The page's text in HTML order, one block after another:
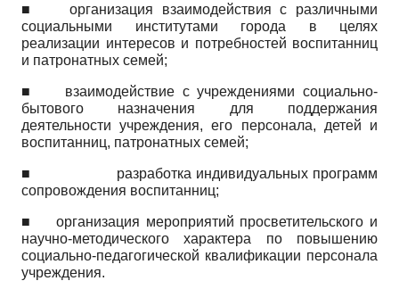
■организация взаимодействия с различными
социальными институтами города в целях
реализации интересов и потребностей воспитанниц
и патронатных семей;
■ взаимодействие с учреждениями социально-
бытового назначения для поддержания
деятельности учреждения, его персонала, детей и
воспитанниц, патронатных семей;
■ разработка индивидуальных программ
сопровождения воспитанниц;
■организация мероприятий просветительского и
научно-методического характера по повышению
социально-педагогической квалификации персонала
учреждения.